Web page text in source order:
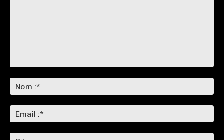
:*
:*